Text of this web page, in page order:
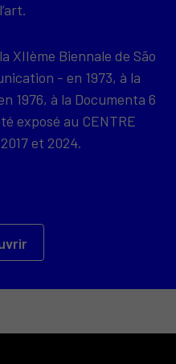
XIIème Biennale de São
- en 1973, à la
1976, à la Documenta 6
exposé au CENTRE
et 2024.